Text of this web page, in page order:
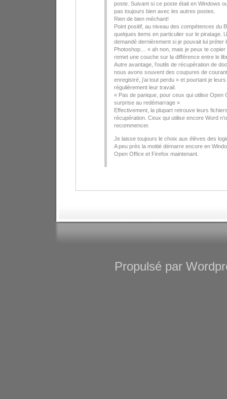
poste. Suivant si ce poste était en Windows
pas toujours bien avec les autres postes.
Rien de bien méchant!
Point positif, au niveau des compétences du
quelques items en particulier sur le piratage.
demandé dernièrement si je pouvait lui préter
Photoshop… « ah non, mais je peux te
remet une couche sur la différence entre le
Autre avantage, l’outils de récupération de
nous avons souvent des coupures de
enregistré, j’ai tout perdu » et pourtant je
régulièrement leur travail.
« Pas de panique, pour ceux qui utilise Open
surprise au redémarrage »
Effectivement, la plupart retrouve leurs
récupération. Ceux qui utilise encore Word
recommencer.
Je laisse toujours le choix aux élèves des
A peu près la moitié démarre encore en
Open Office et Firefox maintenant.
Propulsé par